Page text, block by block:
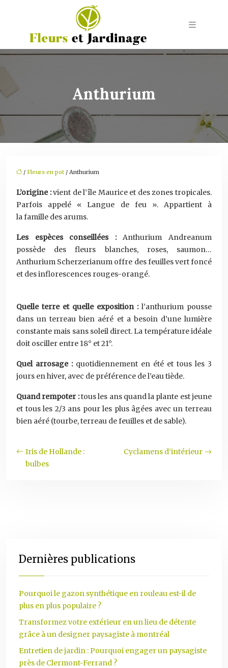
Anthurium
/ Fleurs en pot / Anthurium
L’origine :vient de l’île Maurice et des zones tropicales.
Parfois appelé « Langue de feu ». Appartient à
la famille des arums.
Les espèces conseillées :Anthurium Andreanum
possède des fleurs blanches, roses, saumon…
Anthurium Scherzerianum offre des feuilles vert foncé
et des inflorescences rouges-orangé.
Quelle terre et quelle exposition :l’anthurium pousse
dans un terreau bien aéré et a besoin d’une lumière
constante mais sans soleil direct. La température idéale
doit osciller entre 18° et 21°.
Quel arrosage :quotidiennement en été et tous les 3
jours en hiver, avec de préférence de l’eau tiède.
Quand rempoter :tous les ans quand la plante est jeune
et tous les 2/3 ans pour les plus âgées avec un terreau
bien aéré (tourbe, terreau de feuilles et de sable).
Iris de Hollande :
bulbes
Cyclamens d’intérieur
Dernières publications
Pourquoi le gazon synthétique en rouleau est-il de
plus en plus populaire ?
Transformez votre extérieur en un lieu de détente
grâce à un designer paysagiste à montréal
Entretien de jardin : Pourquoi engager un paysagiste
près de Clermont-Ferrand ?